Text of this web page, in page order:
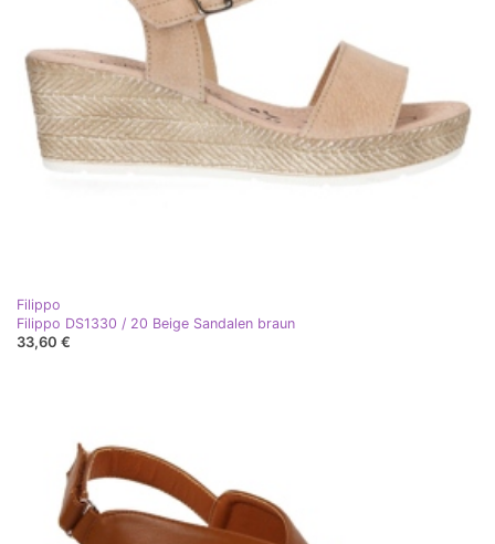
Filippo
Filippo DS1330 / 20 Beige Sandalen braun
33,60 €